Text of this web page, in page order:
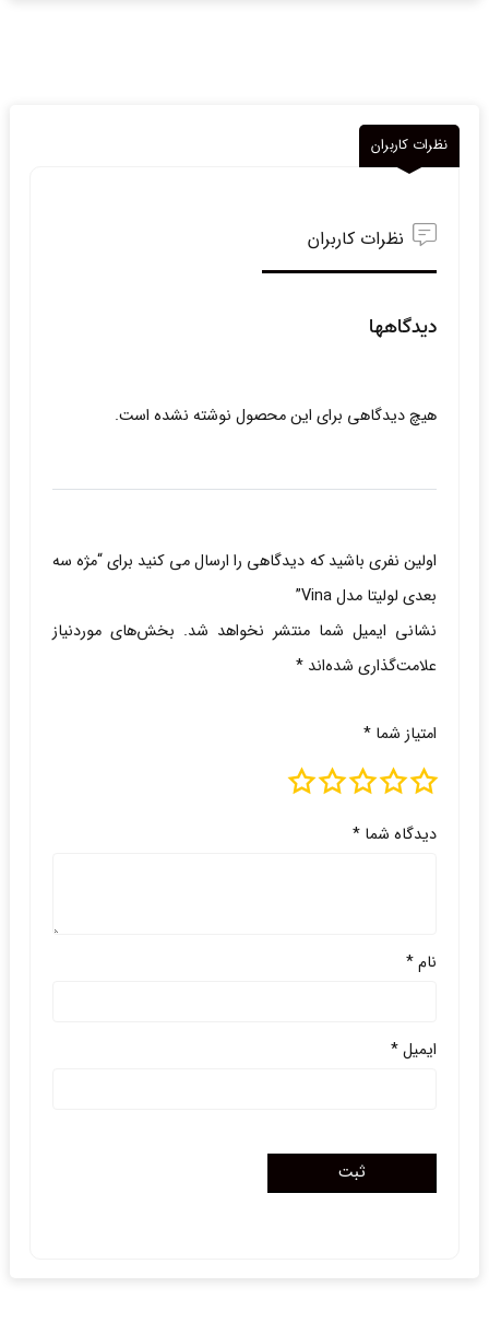
نظرات کاربران
نظرات کاربران
دیدگاهها
هیچ دیدگاهی برای این محصول نوشته نشده است.
اولین نفری باشید که دیدگاهی را ارسال می کنید برای “مژه سه
بعدی لولیتا مدل Vina”
نشانی ایمیل شما منتشر نخواهد شد. بخش‌های موردنیاز
علامت‌گذاری شده‌اند *
امتیاز شما *
دیدگاه شما *
نام*
ایمیل*